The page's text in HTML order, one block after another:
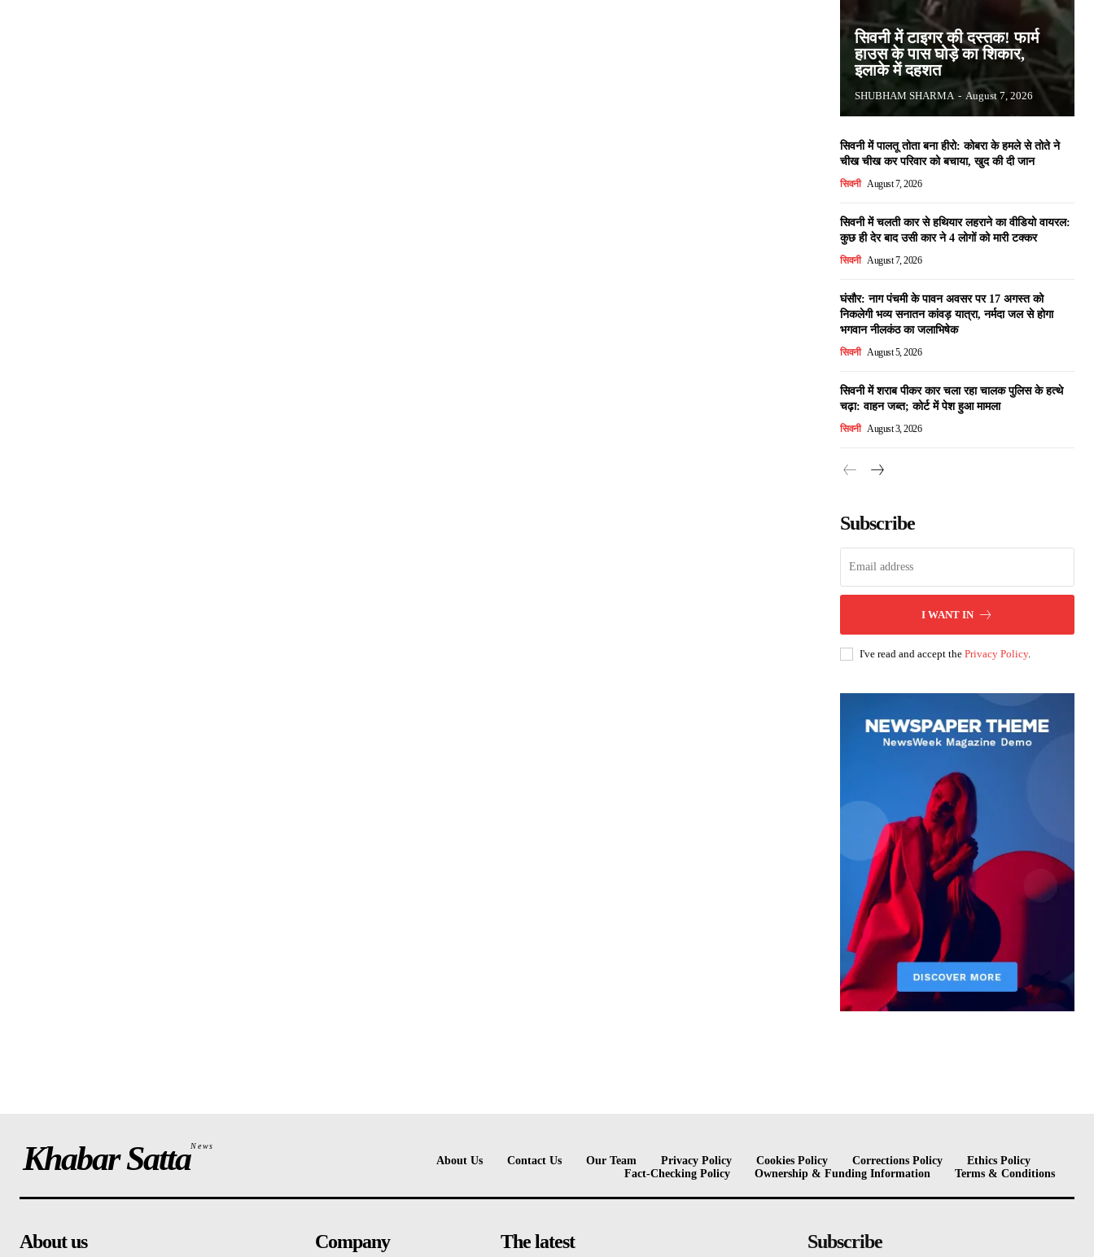
सिवनी में टाइगर की दस्तक! फार्म
हाउस के पास घोड़े का शिकार,
इलाके में दहशत
SHUBHAM SHARMA - August 7, 2026
सिवनी में पालतू तोता बना हीरो: कोबरा के हमले से तोते ने
चीख चीख कर परिवार को बचाया, खुद की दी जान
सिवनी August 7, 2026
सिवनी में चलती कार से हथियार लहराने का वीडियो वायरल:
कुछ ही देर बाद उसी कार ने 4 लोगों को मारी टक्कर
सिवनी August 7, 2026
घंसौर: नाग पंचमी के पावन अवसर पर 17 अगस्त को
निकलेगी भव्य सनातन कांवड़ यात्रा, नर्मदा जल से होगा
भगवान नीलकंठ का जलाभिषेक
सिवनी August 5, 2026
सिवनी में शराब पीकर कार चला रहा चालक पुलिस के हत्थे
चढ़ा: वाहन जब्त; कोर्ट में पेश हुआ मामला
सिवनी August 3, 2026
Subscribe
I WANT IN
I've read and accept the Privacy Policy.
Khabar SattaNews
About Us Contact Us Our Team Privacy Policy Cookies Policy Corrections Policy
Ethics Policy
Fact-Checking Policy
Ownership & Funding Information Terms & Conditions
About us Company The latest Subscribe